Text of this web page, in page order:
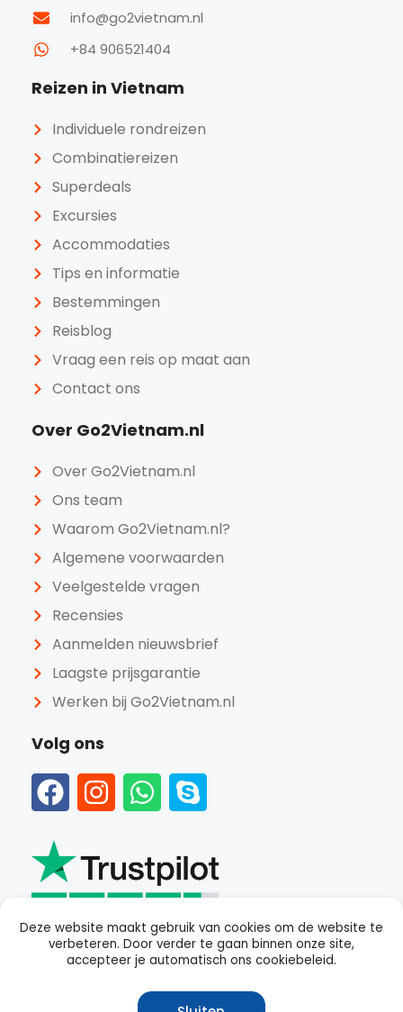
Deze website maakt gebruik van cookies om de website te
verbeteren. Door verder te gaan binnen onze site,
accepteer je automatisch ons cookiebeleid.
info@go2vietnam.nl
+84 906521404
Reizen in Vietnam
Individuele rondreizen
Combinatiereizen
Superdeals
Excursies
Accommodaties
Tips en informatie
Bestemmingen
Reisblog
Vraag een reis op maat aan
Contact ons
Over Go2Vietnam.nl
Over Go2Vietnam.nl
Ons team
Waarom Go2Vietnam.nl?
Algemene voorwaarden
Veelgestelde vragen
Recensies
Aanmelden nieuwsbrief
Laagste prijsgarantie
Werken bij Go2Vietnam.nl
Volg ons
Beoordeeld alsgoedmet een4.4van 5 op Trustpilot